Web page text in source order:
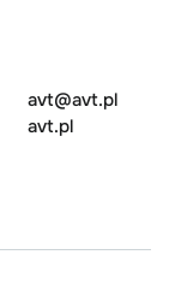
avt@avt.pl
avt.pl